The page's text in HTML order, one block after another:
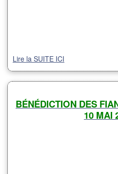
Lire la SUITE ICI
BÉNÉDICTION DES
10 MAI